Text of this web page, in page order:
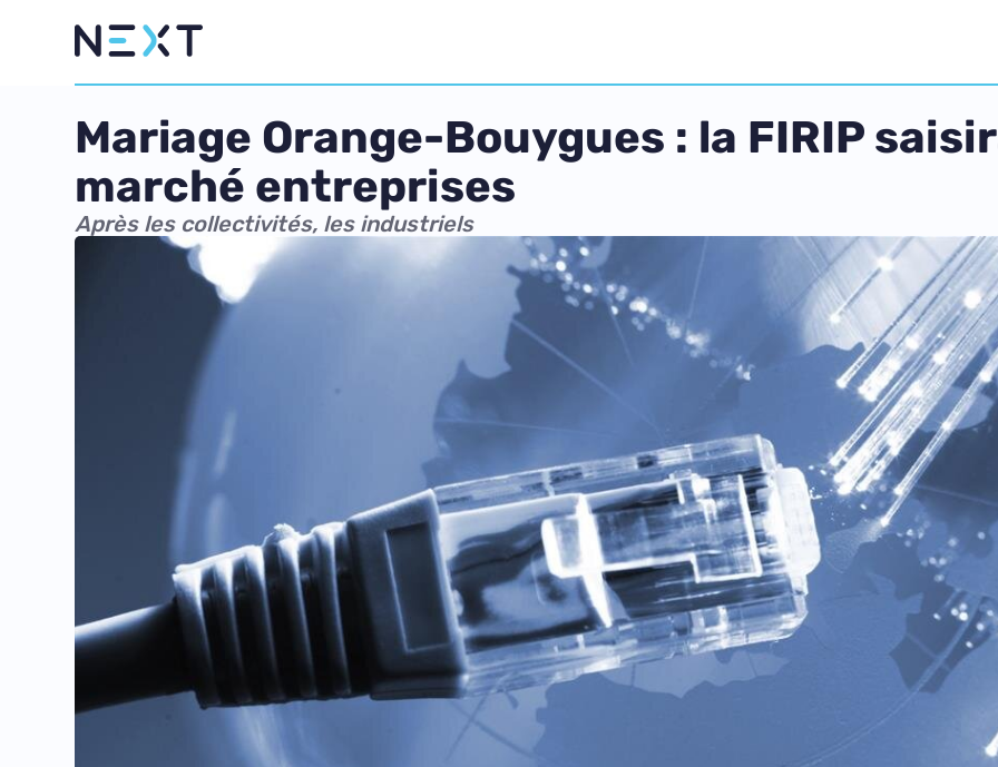
Mariage Orange-Bouygues : la FIRIP
marché entreprises
Après les collectivités, les industriels